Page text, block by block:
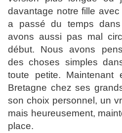
davantage notre fille avec
a passé du temps
avons aussi pas mal
début. Nous avons
des choses simples
toute petite. Maintenant
Bretagne chez ses
son choix personnel, un
mais heureusement,
place.